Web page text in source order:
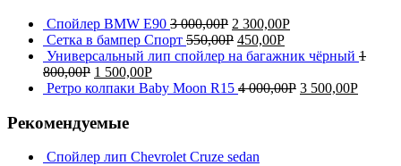
Спойлер BMW E90 3 000,00Р 2 300,00Р
Сетка в бампер Спорт 550,00Р 450,00Р
Универсальный лип спойлер на багажник чёрный 1
800,00Р 1 500,00Р
Ретро колпаки Baby Moon R15 4 000,00Р 3 500,00Р
Рекомендуемые
Спойлер лип Chevrolet Cruze sedan